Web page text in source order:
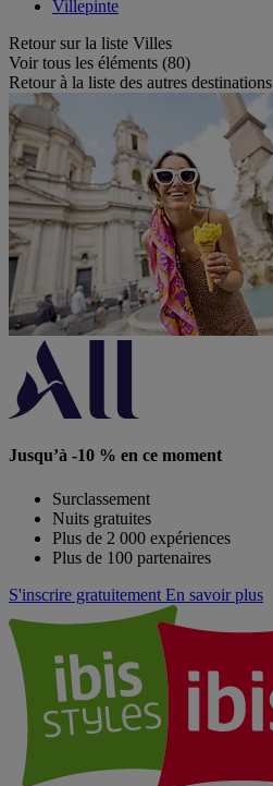
Villepinte
Retour sur la liste Villes
Voir tous les éléments (80)
Retour à la liste des autres destinations
Jusqu’à -10 % en ce moment
Surclassement
Nuits gratuites
Plus de 2 000 expériences
Plus de 100 partenaires
S'inscrire gratuitement En savoir plus